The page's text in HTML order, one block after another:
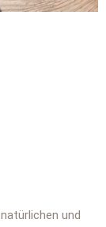
und